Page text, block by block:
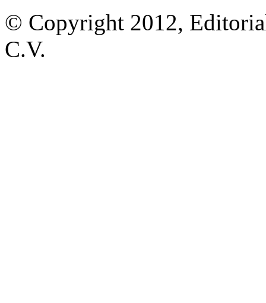
© Copyright 2012,
C.V.